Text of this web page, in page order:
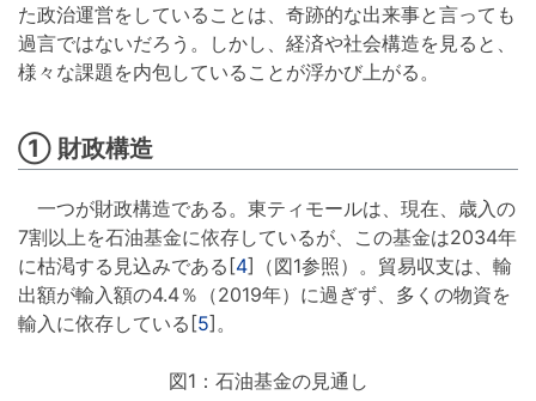
た政治運営をしていることは、奇跡的な出来事と言っても
過言ではないだろう。しかし、経済や社会構造を見ると、
様々な課題を内包していることが浮かび上がる。
① 財政構造
一つが財政構造である。東ティモールは、現在、歳入の
7割以上を石油基金に依存しているが、この基金は2034年
に枯渇する見込みである[4]（図1参照）。貿易収支は、輸
出額が輸入額の4.4％（2019年）に過ぎず、多くの物資を
輸入に依存している[5]。
図1：石油基金の見通し